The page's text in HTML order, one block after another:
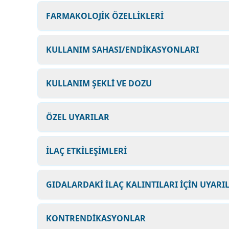
FARMAKOLOJİK ÖZELLİKLERİ
KULLANIM SAHASI/ENDİKASYONLARI
KULLANIM ŞEKLİ VE DOZU
ÖZEL UYARILAR
İLAÇ ETKİLEŞİMLERİ
GIDALARDAKİ İLAÇ KALINTILARI İÇİN
KONTRENDİKASYONLAR